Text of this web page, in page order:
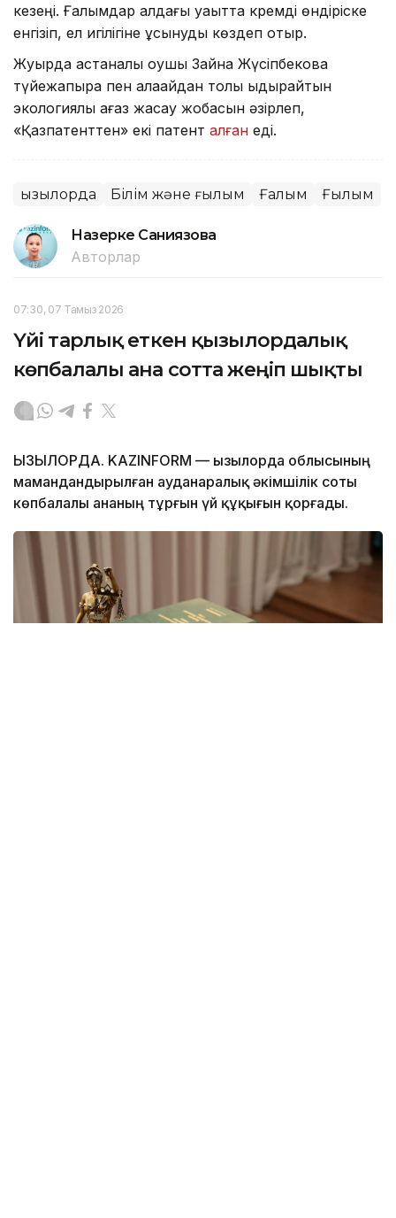
кезеңі. Ғалымдар алдағы уақытта кремді өндіріске
енгізіп, ел игілігіне ұсынуды көздеп отыр.
Жуырда астаналық оқушы Зайна Жүсіпбекова
түйежапырақ пен қалақайдан толық ыдырайтын
экологиялық қағаз жасау жобасын әзірлеп,
«Қазпатенттен» екі патент алған еді.
Қызылорда Білім және ғылым Ғалым Ғылым
Назерке Саниязова
Авторлар
07:30, 07 Тамыз 2026
Үйі тарлық еткен қызылордалық
көпбалалы ана сотта жеңіп шықты
ҚЫЗЫЛОРДА. KAZINFORM — Қызылорда облысының
мамандандырылған ауданаралық әкімшілік соты
көпбалалы ананың тұрғын үй құқығын қорғады.